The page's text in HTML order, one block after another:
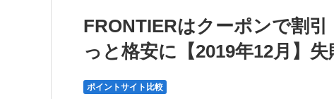
FRONTIERはクーポンで割
っと格安に【2019年12月】
ポイントサイト比較